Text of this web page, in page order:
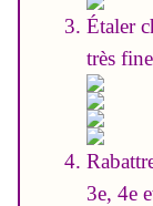
Étaler
très
3e, 4e